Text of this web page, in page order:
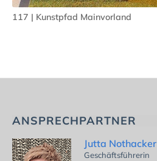
117 | Kunstpfad Mainvorland
ANSPRECHPARTNER
Jutta Nothacker
Geschäftsführerin